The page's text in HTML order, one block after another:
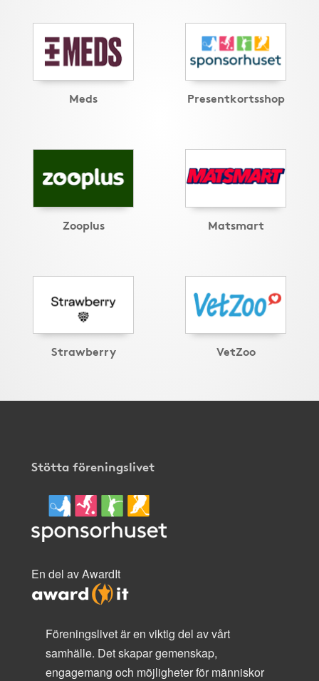
Meds Presentkortsshop
Zooplus Matsmart
Strawberry VetZoo
Stötta föreningslivet
En del av AwardIt
Föreningslivet är en viktig del av vårt
samhälle. Det skapar gemenskap,
engagemang och möjligheter för människor